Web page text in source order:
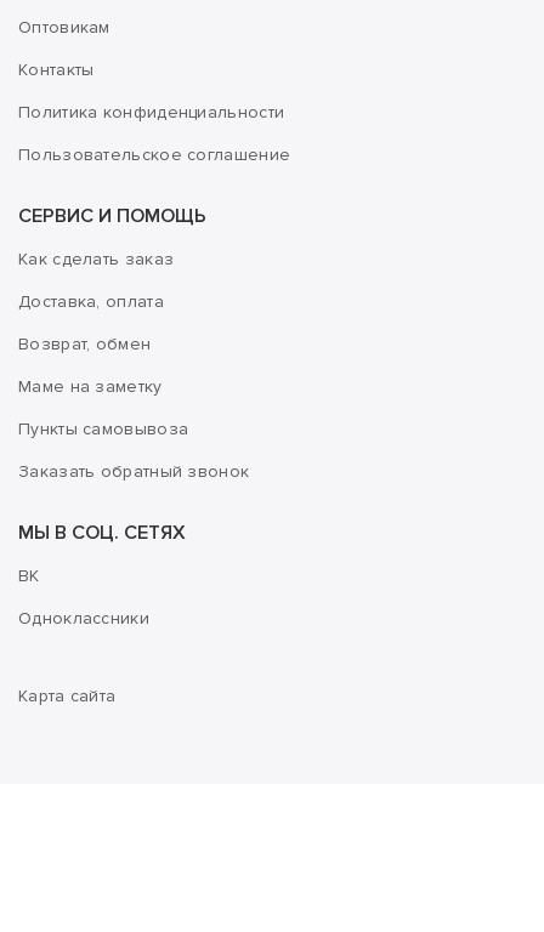
Оптовикам
Контакты
Политика конфиденциальности
Пользовательское соглашение
СЕРВИС И ПОМОЩЬ
Как сделать заказ
Доставка, оплата
Возврат, обмен
Маме на заметку
Пункты самовывоза
Заказать обратный звонок
МЫ В СОЦ. СЕТЯХ
ВК
Одноклассники
Карта сайта